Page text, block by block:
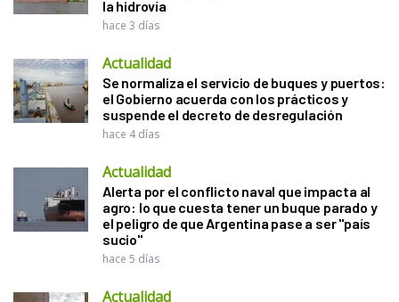
la hidrovía
hace 3 días
Actualidad
Se normaliza el servicio de buques y puertos:
el Gobierno acuerda con los prácticos y
suspende el decreto de desregulación
hace 4 días
Actualidad
Alerta por el conflicto naval que impacta al
agro: lo que cuesta tener un buque parado y
el peligro de que Argentina pase a ser "país
sucio"
hace 5 días
Actualidad